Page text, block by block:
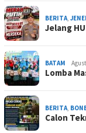
BERITA,
Jelang
BATAM
Lomba
BERITA,
Calon